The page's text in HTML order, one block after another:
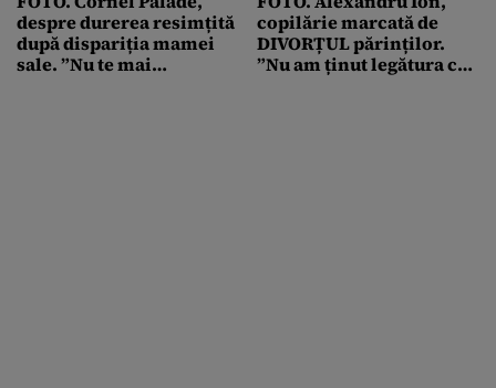
despre durerea resimțită
după dispariția mamei
sale. ”Nu te mai
copilărie marcată de
DIVORȚUL părinților.
”Nu am ținut legătura cu